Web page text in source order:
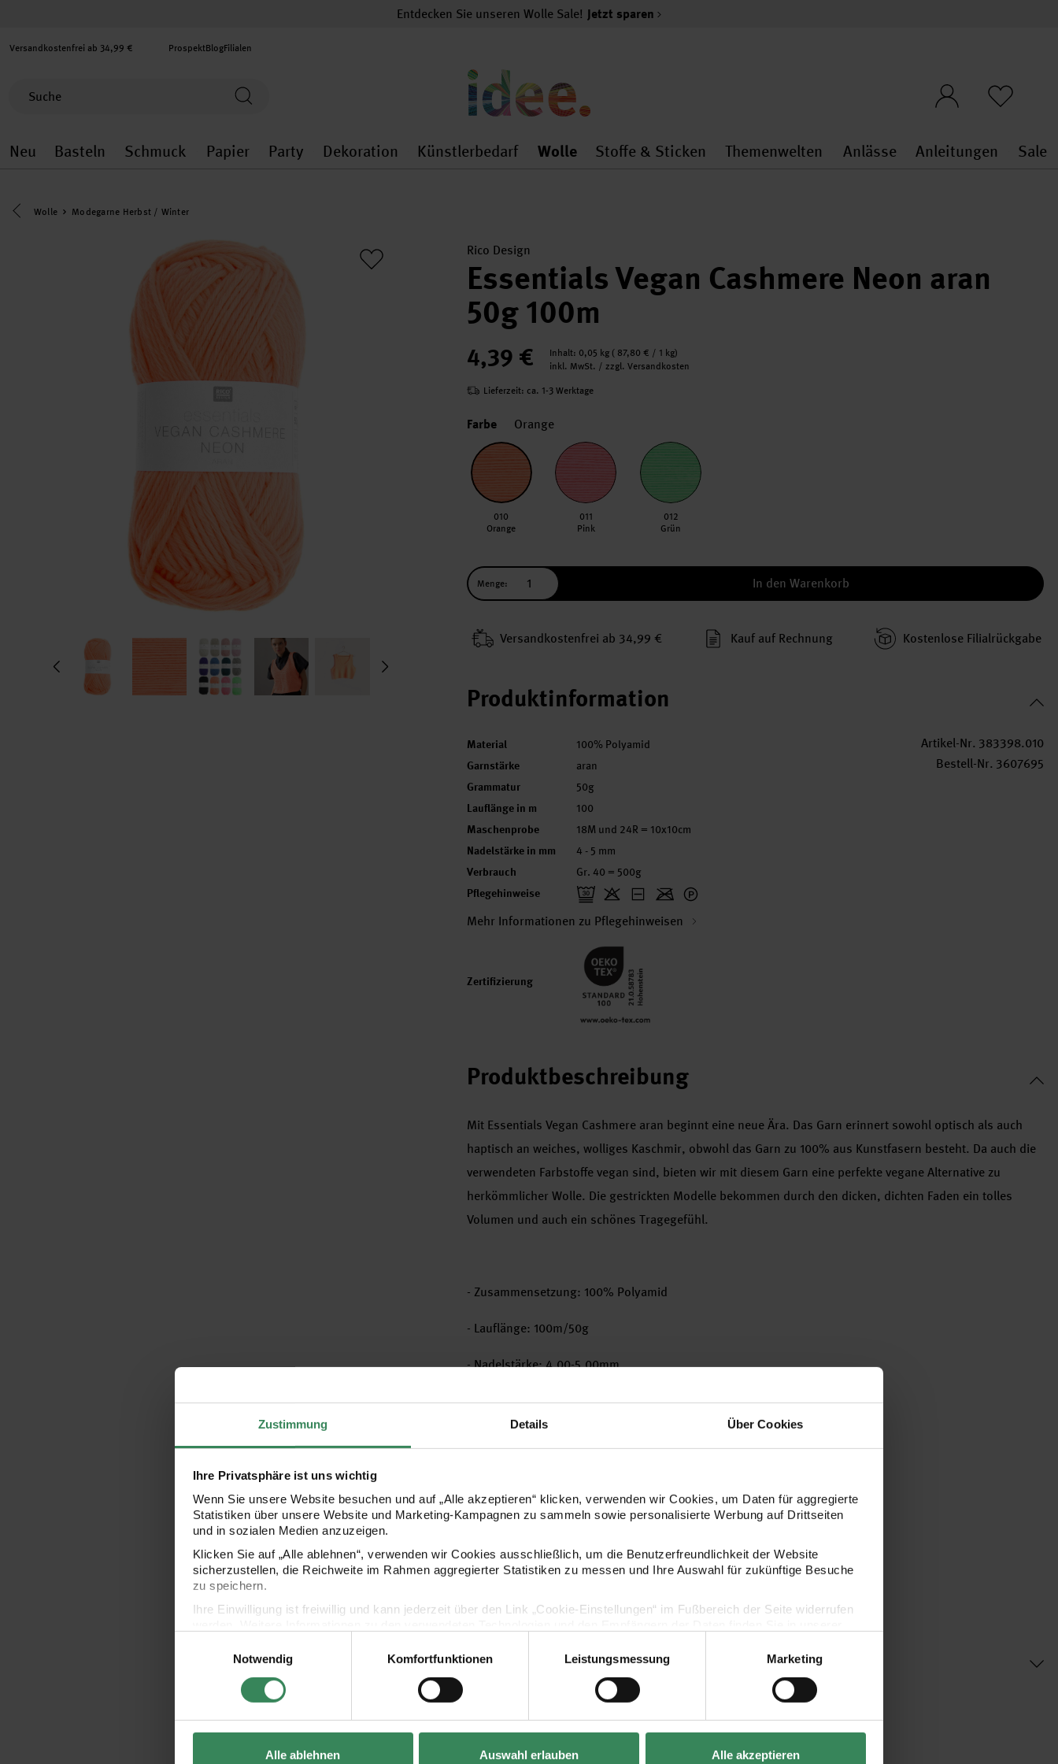
Zustimmung Details Über Cookies
Ihre Privatsphäre ist uns wichtig
Wenn Sie unsere Website besuchen und auf „Alle akzeptieren“ klicken, verwenden wir Cookies, um Daten für aggregierte
Statistiken über unsere Website und Marketing-Kampagnen zu sammeln sowie personalisierte Werbung auf Drittseiten
und in sozialen Medien anzuzeigen.
Klicken Sie auf „Alle ablehnen“, verwenden wir Cookies ausschließlich, um die Benutzerfreundlichkeit der Website
sicherzustellen, die Reichweite im Rahmen aggregierter Statistiken zu messen und Ihre Auswahl für zukünftige Besuche
zu speichern.
Ihre Einwilligung ist freiwillig und kann jederzeit über den Link „Cookie-Einstellungen“ im Fußbereich der Seite widerrufen
Impressum
Datenschutz Vertrag widerrufen
Notwendig
Komfortfunktionen Leistungsmessung Marketing
Alle ablehnen Auswahl erlauben Alle akzeptieren
Entdecken Sie unseren Wolle Sale! Jetzt sparen
Versandkostenfrei ab 34,99 € ProspektBlogFilialen
Neu
Neu general.openMenu
Basteln
Basteln general.openMenu
Schmuck
Schmuck general.openMenu
Papier
Papier general.openMenu
Party
Party general.openMenu
Dekoration
Dekoration general.openMenu
Künstlerbedarf
Künstlerbedarf general.openMenu
Wolle
Wolle general.openMenu
Stoffe & Sticken
Stoffe & Sticken general.openMenu
Themenwelten
Themenwelten
Anlässe
Anlässe
Anleitungen Sale
Eine Kategorie zurück navigieren
Wolle Modegarne Herbst / Winter
Rico Design
Essentials Vegan Cashmere Neon aran
50g 100m
4,39 € Inhalt: 0,05 kg ( 87,80 € / 1 kg)
inkl. MwSt. / zzgl. Versandkosten
Lieferzeit: ca. 1-3 Werktage
Farbe Orange
010
Orange
011
Pink
012
Grün
Menge: In den Warenkorb
Versand­kosten­frei ab 34,99 € Kauf auf Rechnung Kosten­lose Filial­rückgabe
Produktinformation
Material 100% Polyamid
Garnstärke aran
Grammatur 50g
Lauflänge in m 100
Maschenprobe 18M und 24R = 10x10cm
Nadelstärke in mm 4 - 5 mm
Verbrauch Gr. 40 = 500g
Pflegehinweise
Mehr Informationen zu Pflegehinweisen
Zertifizierung
Artikel-Nr. 383398.010
Bestell-Nr. 3607695
Produktbeschreibung
Mit Essentials Vegan Cashmere aran beginnt eine neue Ära. Das Garn erinnert sowohl optisch als auch
haptisch an weiches, wolliges Kaschmir, obwohl das Garn zu 100% aus Kunstfasern besteht. Da auch die
verwendeten Farbstoffe vegan sind, bieten wir mit diesem Garn eine perfekte vegane Alternative zu
herkömmlicher Wolle. Die gestrickten Modelle bekommen durch den dicken, dichten Faden ein tolles
Volumen und auch ein schönes Tragegefühl.
- Zusammensetzung: 100% Polyamid
- Lauflänge: 100m/50g
- Nadelstärke: 4,00-5,00mm
- Maschenprobe: 18M und 24R = 10x10cm
Hersteller